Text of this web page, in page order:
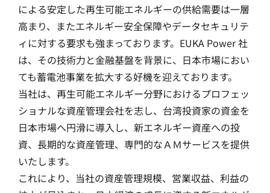
による安定した再生可能エネルギーの供給需要は一層
高まり、またエネルギー安全保障やデータセキュリテ
ィに対する要求も強まっております。EUKA Power 社
は、その技術力と金融基盤を背景に、日本市場におい
ても蓄電池事業を拡大する好機を迎えております。
当社は、再生可能エネルギー分野におけるプロフェッ
ショナルな資産管理会社を志し、台湾投資家の資金を
日本市場へ円滑に導入し、新エネルギー資産への投
資、長期的な資産管理、専門的なＡＭサービスを提供
いたします。
これにより、当社の資産管理規模、営業収益、利益の